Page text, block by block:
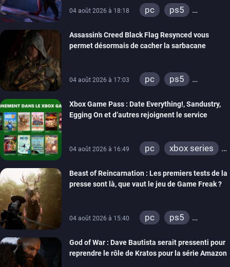
04 août 2026 à 18:18 pc
ps5
Assassin’s Creed Black Flag Resynced vous
permet désormais de cacher la sarbacane
04 août 2026 à 17:03 pc
ps5
Xbox Game Pass : Date Everything!, Sandustry,
Egging On et d’autres rejoignent le service
04 août 2026 à 16:49 pc
xbox series
Beast of Reincarnation : Les premiers tests de la
presse sont là, que vaut le jeu de Game Freak ?
04 août 2026 à 15:40 pc
ps5
God of War : Dave Bautista serait pressenti pour
reprendre le rôle de Kratos pour la série Amazon